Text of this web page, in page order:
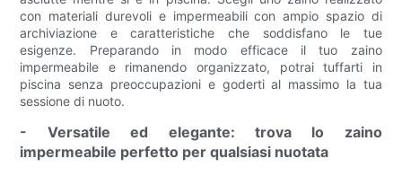
con materiali durevoli e impermeabili con ampio spazio di
archiviazione e caratteristiche che soddisfano le tue
esigenze. Preparando in modo efficace il tuo zaino
impermeabile e rimanendo organizzato, potrai tuffarti in
piscina senza preoccupazioni e goderti al massimo la tua
sessione di nuoto.
- Versatile ed elegante: trova lo zaino
impermeabile perfetto per qualsiasi nuotata